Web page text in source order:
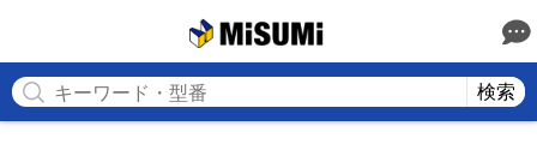
検索